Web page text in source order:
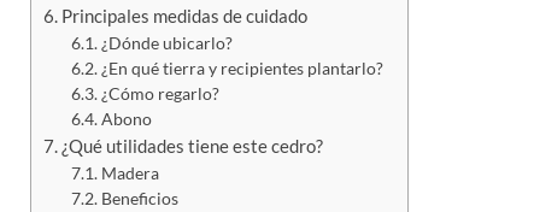
Principales medidas de cuidado
¿Dónde ubicarlo?
¿En qué tierra y recipientes plantarlo?
¿Cómo regarlo?
Abono
¿Qué utilidades tiene este cedro?
Madera
Beneficios